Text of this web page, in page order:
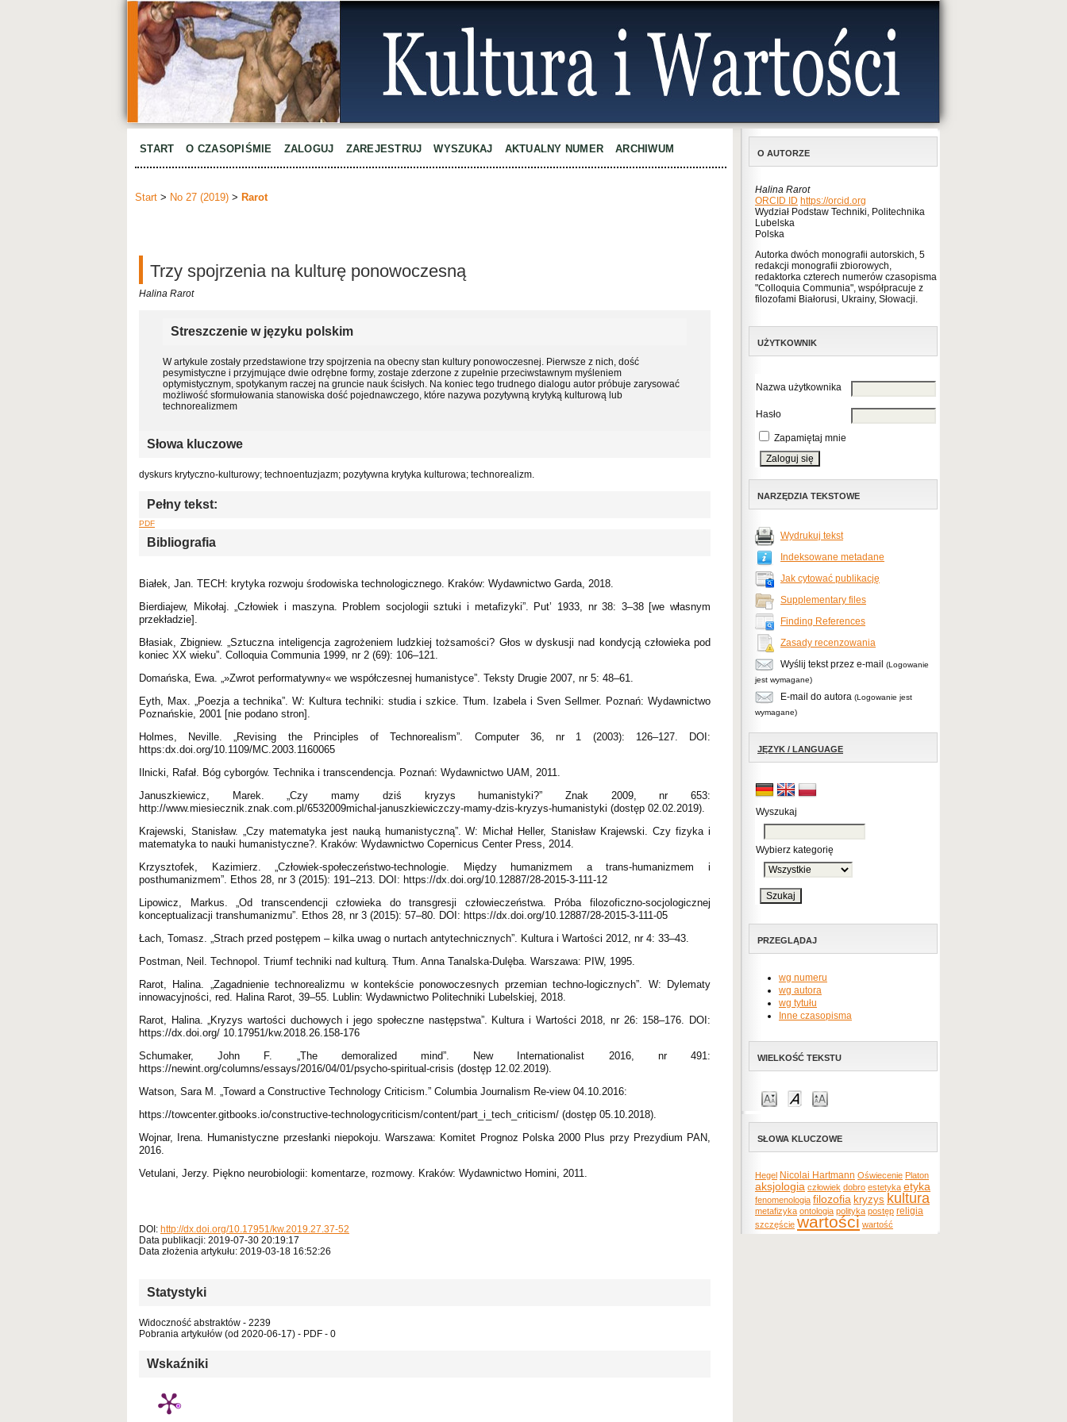
O AUTORZE
Halina Rarot
ORCID ID https://orcid.org
Wydział Podstaw Techniki, Politechnika
Lubelska
Polska
Autorka dwóch monografii autorskich, 5
redakcji monografii zbiorowych,
redaktorka czterech numerów czasopisma
"Colloquia Communia", współpracuje z
filozofami Białorusi, Ukrainy, Słowacji.
UŻYTKOWNIK
Nazwa użytkownika
Hasło
Zapamiętaj mnie
NARZĘDZIA TEKSTOWE
Wydrukuj tekst
Indeksowane metadane
Jak cytować publikację
Supplementary files
Finding References
Zasady recenzowania
Wyślij tekst przez e-mail
(Logowanie
jest wymagane)
E-mail do autora (Logowanie jest
wymagane)
JĘZYK / LANGUAGE
Wyszukaj
Wybierz kategorię
PRZEGLĄDAJ
wg numeru
wg autora
wg tytułu
Inne czasopisma
WIELKOŚĆ TEKSTU
SŁOWA KLUCZOWE
Hegel Nicolai Hartmann Oświecenie Platon
aksjologia człowiek dobro estetyka etyka
fenomenologia filozofia kryzys kultura
metafizyka ontologia polityka postęp religia
szczęście wartości wartość
START O CZASOPIŚMIE ZALOGUJ ZAREJESTRUJ WYSZUKAJ AKTUALNY NUMER ARCHIWUM
Start > No 27 (2019) > Rarot
Trzy spojrzenia na kulturę ponowoczesną
Halina Rarot
Streszczenie w języku polskim
W artykule zostały przedstawione trzy spojrzenia na obecny stan kultury ponowoczesnej. Pierwsze z nich, dość
pesymistyczne i przyjmujące dwie odrębne formy, zostaje zderzone z zupełnie przeciwstawnym myśleniem
optymistycznym, spotykanym raczej na gruncie nauk ścisłych. Na koniec tego trudnego dialogu autor próbuje zarysować
możliwość sformułowania stanowiska dość pojednawczego, które nazywa pozytywną krytyką kulturową lub
technorealizmem
Słowa kluczowe
dyskurs krytyczno-kulturowy; technoentuzjazm; pozytywna krytyka kulturowa; technorealizm.
Pełny tekst:
PDF
Bibliografia
Białek, Jan. TECH: krytyka rozwoju środowiska technologicznego. Kraków: Wydawnictwo Garda, 2018.
Bierdiajew, Mikołaj. „Człowiek i maszyna. Problem socjologii sztuki i metafizyki”. Put’ 1933, nr 38: 3–38 [we własnym
przekładzie].
Błasiak, Zbigniew. „Sztuczna inteligencja zagrożeniem ludzkiej tożsamości? Głos w dyskusji nad kondycją człowieka pod
koniec XX wieku”. Colloquia Communia 1999, nr 2 (69): 106–121.
Domańska, Ewa. „»Zwrot performatywny« we współczesnej humanistyce”. Teksty Drugie 2007, nr 5: 48–61.
Eyth, Max. „Poezja a technika”. W: Kultura techniki: studia i szkice. Tłum. Izabela i Sven Sellmer. Poznań: Wydawnictwo
Poznańskie, 2001 [nie podano stron].
Holmes, Neville. „Revising the Principles of Technorealism”. Computer 36, nr 1 (2003): 126–127. DOI:
https:dx.doi.org/10.1109/MC.2003.1160065
Ilnicki, Rafał. Bóg cyborgów. Technika i transcendencja. Poznań: Wydawnictwo UAM, 2011.
Januszkiewicz, Marek. „Czy mamy dziś kryzys humanistyki?” Znak 2009, nr 653:
http://www.miesiecznik.znak.com.pl/6532009michal-januszkiewiczczy-mamy-dzis-kryzys-humanistyki (dostęp 02.02.2019).
Krajewski, Stanisław. „Czy matematyka jest nauką humanistyczną”. W: Michał Heller, Stanisław Krajewski. Czy fizyka i
matematyka to nauki humanistyczne?. Kraków: Wydawnictwo Copernicus Center Press, 2014.
Krzysztofek, Kazimierz. „Człowiek-społeczeństwo-technologie. Między humanizmem a trans-humanizmem i
posthumanizmem”. Ethos 28, nr 3 (2015): 191–213. DOI: https://dx.doi.org/10.12887/28-2015-3-111-12
Lipowicz, Markus. „Od transcendencji człowieka do transgresji człowieczeństwa. Próba filozoficzno-socjologicznej
konceptualizacji transhumanizmu”. Ethos 28, nr 3 (2015): 57–80. DOI: https://dx.doi.org/10.12887/28-2015-3-111-05
Łach, Tomasz. „Strach przed postępem – kilka uwag o nurtach antytechnicznych”. Kultura i Wartości 2012, nr 4: 33–43.
Postman, Neil. Technopol. Triumf techniki nad kulturą. Tłum. Anna Tanalska-Dulęba. Warszawa: PIW, 1995.
Rarot, Halina. „Zagadnienie technorealizmu w kontekście ponowoczesnych przemian techno-logicznych”. W: Dylematy
innowacyjności, red. Halina Rarot, 39–55. Lublin: Wydawnictwo Politechniki Lubelskiej, 2018.
Rarot, Halina. „Kryzys wartości duchowych i jego społeczne następstwa”. Kultura i Wartości 2018, nr 26: 158–176. DOI:
https://dx.doi.org/ 10.17951/kw.2018.26.158-176
Schumaker, John F. „The demoralized mind”. New Internationalist 2016, nr 491:
https://newint.org/columns/essays/2016/04/01/psycho-spiritual-crisis (dostęp 12.02.2019).
Watson, Sara M. „Toward a Constructive Technology Criticism.” Columbia Journalism Re-view 04.10.2016:
https://towcenter.gitbooks.io/constructive-technologycriticism/content/part_i_tech_criticism/ (dostęp 05.10.2018).
Wojnar, Irena. Humanistyczne przesłanki niepokoju. Warszawa: Komitet Prognoz Polska 2000 Plus przy Prezydium PAN,
2016.
Vetulani, Jerzy. Piękno neurobiologii: komentarze, rozmowy. Kraków: Wydawnictwo Homini, 2011.
DOI: http://dx.doi.org/10.17951/kw.2019.27.37-52
Data publikacji: 2019-07-30 20:19:17
Data złożenia artykułu: 2019-03-18 16:52:26
Statystyki
Widoczność abstraktów - 2239
Pobrania artykułów (od 2020-06-17) - PDF - 0
Wskaźniki